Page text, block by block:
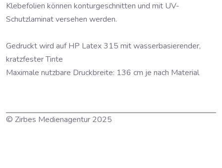
Klebefolien können konturgeschnitten und mit UV-
Schutzlaminat versehen werden.
Gedruckt wird auf HP Latex 315 mit wasserbasierender,
kratzfester Tinte
Maximale nutzbare Druckbreite: 136 cm je nach Material
© Zirbes Medienagentur 2025